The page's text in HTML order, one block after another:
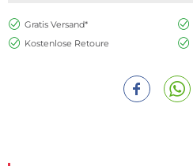
Gratis Versand*
Kostenlose Retoure